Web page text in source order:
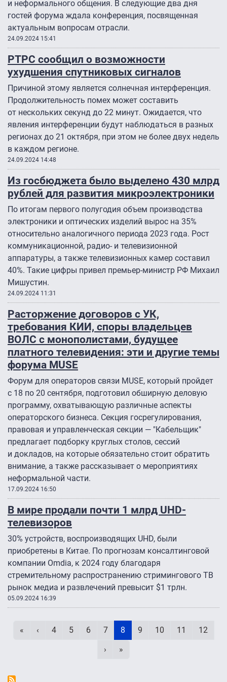
и неформального общения. В следующие два дня
гостей форума ждала конференция, посвященная
актуальным вопросам отрасли.
24.09.2024 15:41
РТРС сообщил о возможности
ухудшения спутниковых сигналов
Причиной этому является солнечная интерференция.
Продолжительность помех может составить
от нескольких секунд до 22 минут. Ожидается, что
явления интерференции будут наблюдаться в разных
регионах до 21 октября, при этом не более двух недель
в каждом регионе.
24.09.2024 14:48
Из госбюджета было выделено 430 млрд
рублей для развития микроэлектроники
По итогам первого полугодия объем производства
электроники и оптических изделий вырос на 35%
относительно аналогичного периода 2023 года. Рост
коммуникационной, радио- и телевизионной
аппаратуры, а также телевизионных камер составил
40%. Такие цифры привел премьер-министр РФ Михаил
Мишустин.
24.09.2024 11:31
Расторжение договоров с УК,
требования КИИ, споры владельцев
ВОЛС с монополистами, будущее
платного телевидения: эти и другие темы
форума MUSE
Форум для операторов связи MUSE, который пройдет
с 18 по 20 сентября, подготовил обширную деловую
программу, охватывающую различные аспекты
операторского бизнеса. Секция госрегулирования,
правовая и управленческая секции — "Кабельщик"
предлагает подборку круглых столов, сессий
и докладов, на которые обязательно стоит обратить
внимание, а также рассказывает о мероприятиях
неформальной части.
17.09.2024 16:50
В мире продали почти 1 млрд UHD-
телевизоров
30% устройств, воспроизводящих UHD, были
приобретены в Китае. По прогнозам консалтинговой
компании Omdia, к 2024 году благодаря
стремительному распространению стримингового ТВ
рынок медиа и развлечений превысит $1 трлн.
05.09.2024 16:39
Первая страница
« Предыдущая страница
‹ Page
4 Page
5 Page
6 Page
7 Текущая страница
8 Page
9 Page
10 Page
11 Page
12
Следующая страница
› Последняя страница
»